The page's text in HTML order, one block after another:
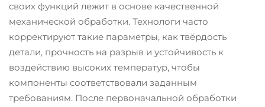
своих функций лежит в основе качественной
механической обработки. Технологи часто
корректируют такие параметры, как твёрдость
детали, прочность на разрыв и устойчивость к
воздействию высоких температур, чтобы
компоненты соответствовали заданным
требованиям. После первоначальной обработки